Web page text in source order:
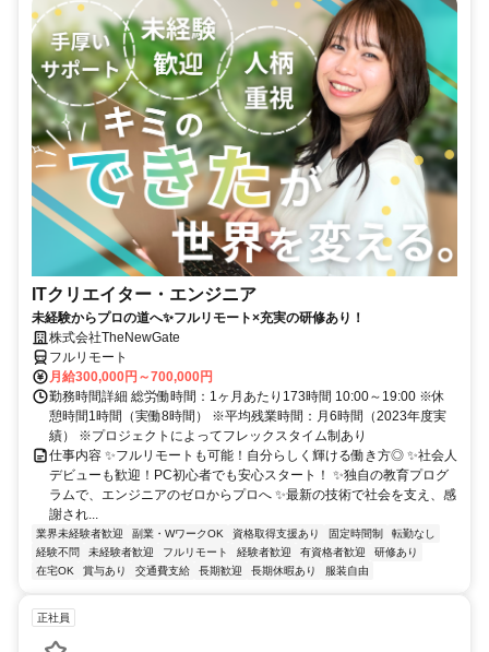
ITクリエイター・エンジニア
未経験からプロの道へ✨フルリモート×充実の研修あり！
株式会社TheNewGate
フルリモート
月給300,000円～700,000円
勤務時間詳細 総労働時間：1ヶ月あたり173時間 10:00～19:00 ※休
憩時間1時間（実働8時間） ※平均残業時間：月6時間（2023年度実
績） ※プロジェクトによってフレックスタイム制あり
仕事内容 ✨フルリモートも可能！自分らしく輝ける働き方◎ ✨社会人
デビューも歓迎！PC初心者でも安心スタート！ ✨独自の教育プログ
ラムで、エンジニアのゼロからプロへ ✨最新の技術で社会を支え、感
謝され...
業界未経験者歓迎 副業・WワークOK 資格取得支援あり 固定時間制
転勤なし
経験不問
未経験者歓迎 フルリモート 経験者歓迎 有資格者歓迎
研修あり
在宅OK
賞与あり 交通費支給 長期歓迎 長期休暇あり 服装自由
正社員